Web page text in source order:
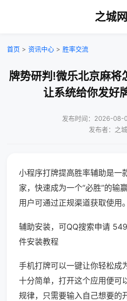
之城网
首页 > 资讯中心 > 胜率交流
牌势研判!微乐北京麻将
让系统给你发好
发布时间：2026-08-
发布者：之
小程序打牌提高胜率辅助是一
家，快速成为一个“必胜”的输
用户可通过正规渠道获取使用。
辅助安装，可QQ搜索申请
件安装教程
手机打牌可以一键让你轻松成
十分简单，打开这个应用便可
规律，只需要输入自己想要的